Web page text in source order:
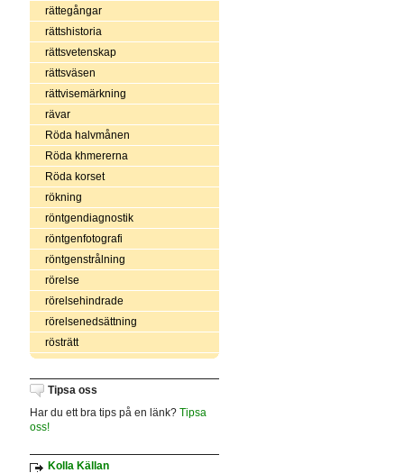
rättegångar
rättshistoria
rättsvetenskap
rättsväsen
rättvisemärkning
rävar
Röda halvmånen
Röda khmererna
Röda korset
rökning
röntgendiagnostik
röntgenfotografi
röntgenstrålning
rörelse
rörelsehindrade
rörelsenedsättning
rösträtt
Tipsa oss
Har du ett bra tips på en länk? Tipsa
oss!
Kolla Källan